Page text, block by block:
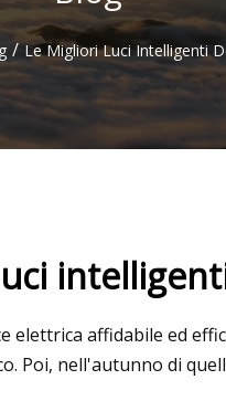
/ Le Migliori Luci Intelligenti
elettrica affidabile ed
Poi, nell'autunno di